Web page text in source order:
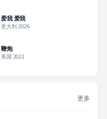
爱我 爱我
意大利 2026
鞭炮
美国 2022
更多